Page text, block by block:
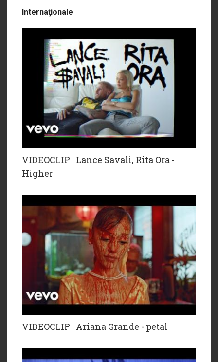
Internaţionale
VIDEOCLIP | Lance Savali, Rita Ora -
Higher
VIDEOCLIP | Ariana Grande - petal